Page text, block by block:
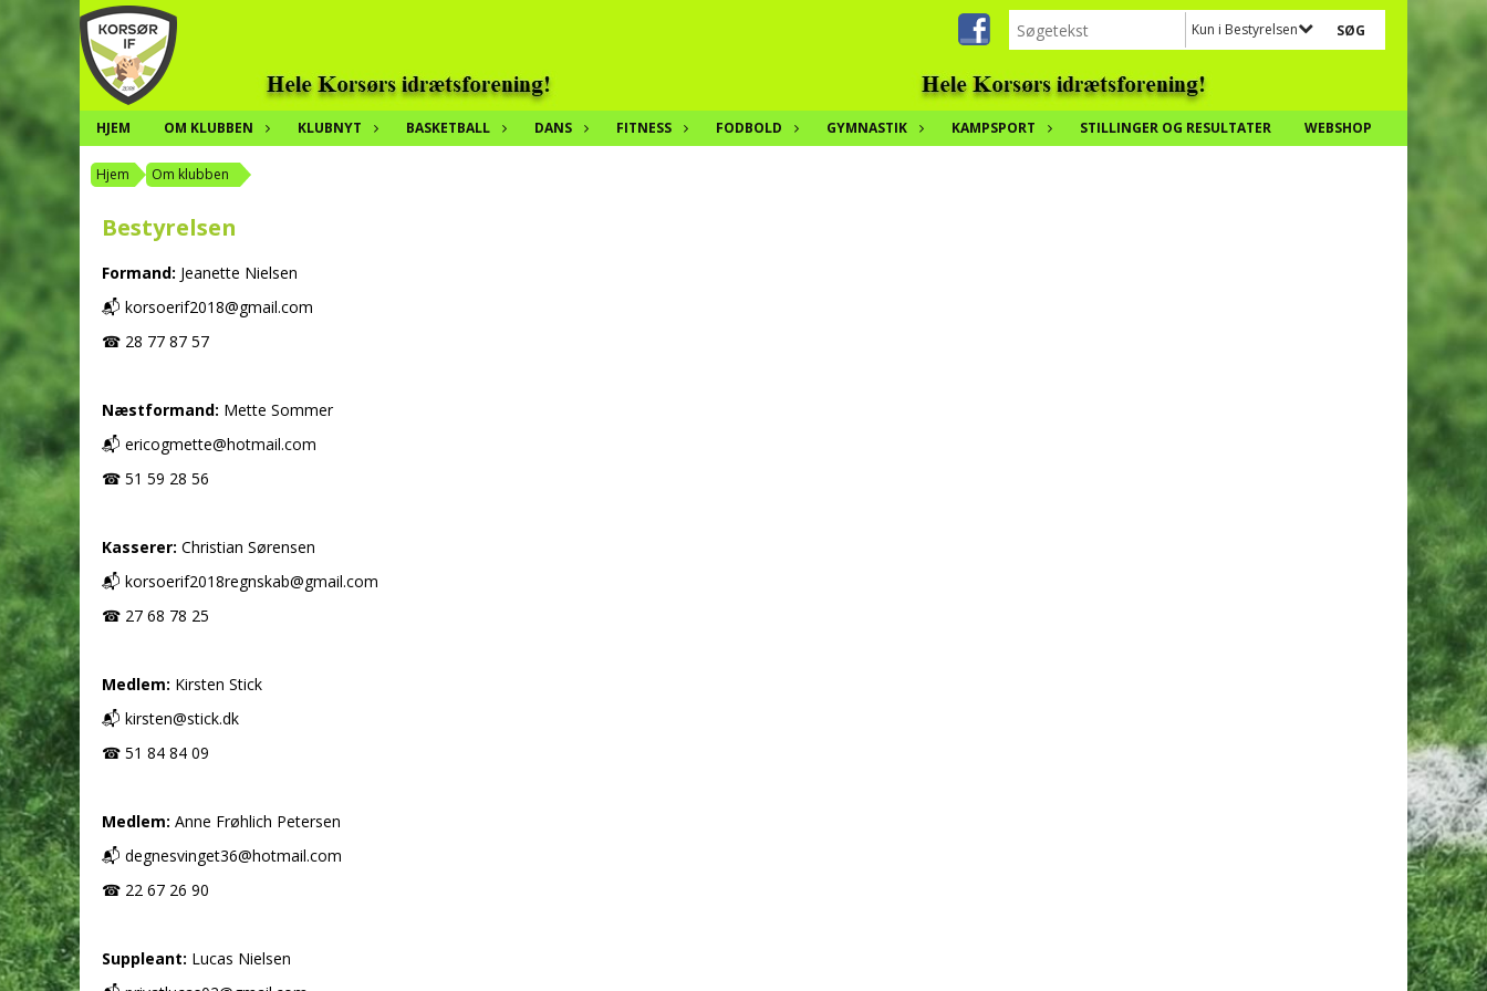
Kun i Bestyrelsen
HJEM OM KLUBBEN KLUBNYT BASKETBALL DANS FITNESS FODBOLD GYMNASTIK KAMPSPORT STILLINGER OG RESULTATER WEBSHOP
Hjem Om klubben
Bestyrelsen
Formand: Jeanette Nielsen
📬 korsoerif2018@gmail.com
☎ 28 77 87 57
Næstformand: Mette Sommer
📬 ericogmette@hotmail.com
☎ 51 59 28 56
Kasserer: Christian Sørensen
📬 korsoerif2018regnskab@gmail.com
☎ 27 68 78 25
Medlem: Kirsten Stick
📬 kirsten@stick.dk
☎ 51 84 84 09
Medlem: Anne Frøhlich Petersen
📬 degnesvinget36@hotmail.com
☎ 22 67 26 90
Suppleant: Lucas Nielsen